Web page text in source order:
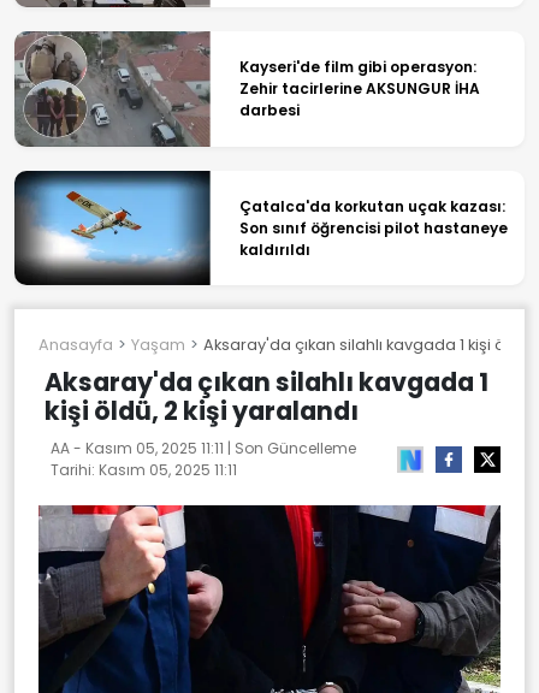
Kayseri'de film gibi operasyon:
Zehir tacirlerine AKSUNGUR İHA
darbesi
Çatalca'da korkutan uçak kazası:
Son sınıf öğrencisi pilot hastaneye
kaldırıldı
Anasayfa Yaşam Aksaray'da çıkan silahlı kavgada 1 kişi öldü,
Aksaray'da çıkan silahlı kavgada 1
kişi öldü, 2 kişi yaralandı
AA - Kasım 05, 2025 11:11 | Son Güncelleme
Tarihi: Kasım 05, 2025 11:11